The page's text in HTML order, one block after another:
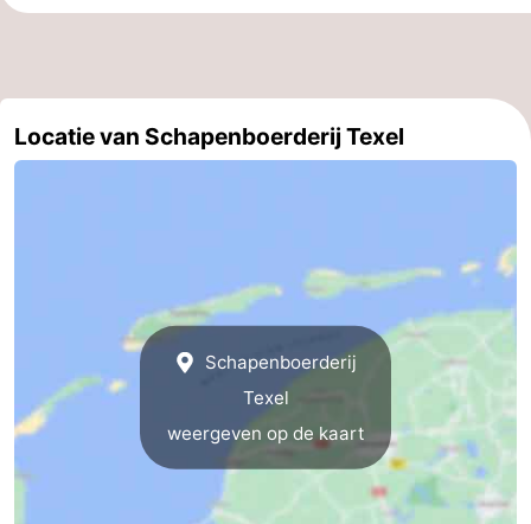
Musea
-
Uitkijkpunten
Locatie van Schapenboerderij Texel
Schapenboerderij
Texel
weergeven op de kaart